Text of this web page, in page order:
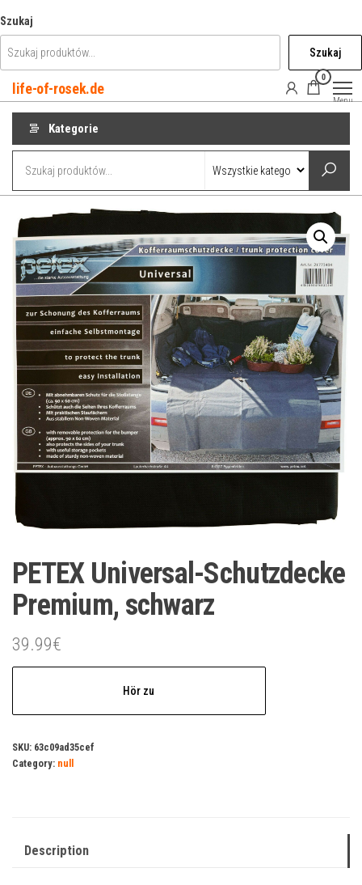
do
treści
Szukaj
Szukaj
life-of-rosek.de
0
Menu
Kategorie
PETEX Universal-Schutzdecke
Premium, schwarz
39.99€
Hör zu
SKU: 63c09ad35cef
Category: null
Description